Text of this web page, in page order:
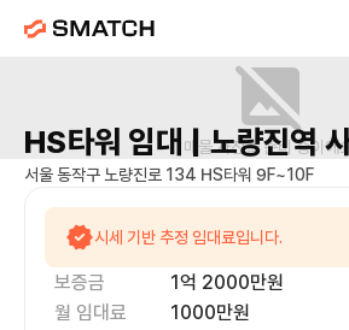
매물 사진을 준비 중이에
HS타워 임대 | 노량진역
서울 동작구 노량진로 134 HS타워 9F~10F
시세 기반 추정 임대료입니다.
보증금 1억 2000만원
월 임대료
1000만원